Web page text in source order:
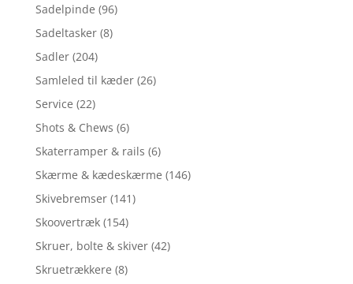
Sadelpinde (96)
Sadeltasker (8)
Sadler (204)
Samleled til kæder (26)
Service (22)
Shots & Chews (6)
Skaterramper & rails (6)
Skærme & kædeskærme (146)
Skivebremser (141)
Skoovertræk (154)
Skruer, bolte & skiver (42)
Skruetrækkere (8)